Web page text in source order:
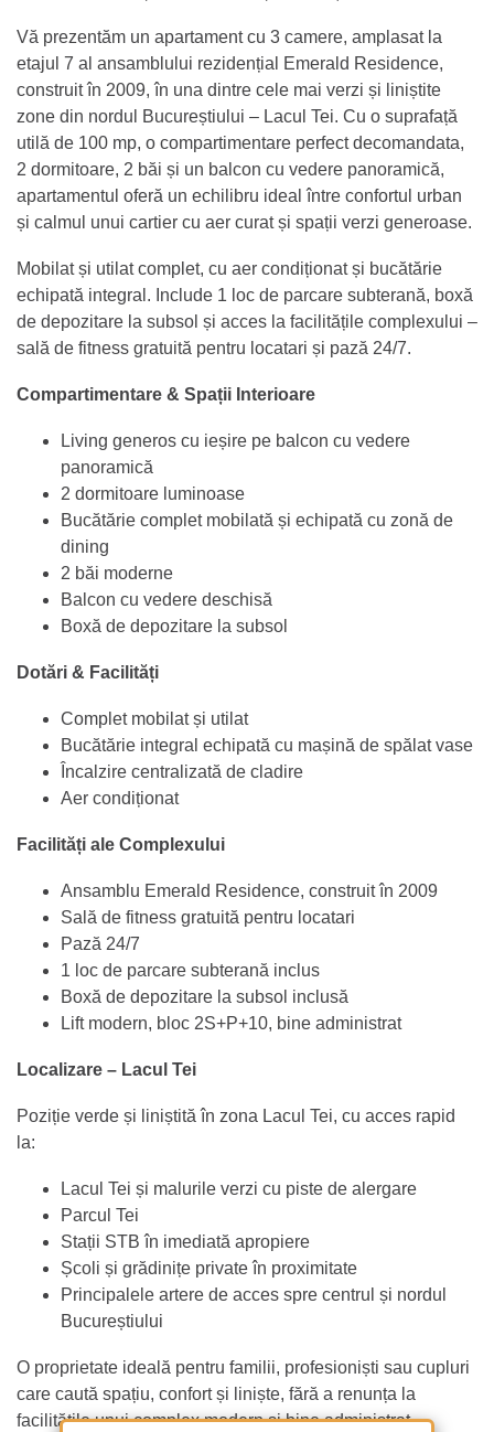
Vă prezentăm un apartament cu 3 camere, amplasat la
etajul 7 al ansamblului rezidențial Emerald Residence,
construit în 2009, în una dintre cele mai verzi și liniștite
zone din nordul Bucureștiului – Lacul Tei. Cu o suprafață
utilă de 100 mp, o compartimentare perfect decomandata,
2 dormitoare, 2 băi și un balcon cu vedere panoramică,
apartamentul oferă un echilibru ideal între confortul urban
și calmul unui cartier cu aer curat și spații verzi generoase.
Mobilat și utilat complet, cu aer condiționat și bucătărie
echipată integral. Include 1 loc de parcare subterană, boxă
de depozitare la subsol și acces la facilitățile complexului –
sală de fitness gratuită pentru locatari și pază 24/7.
Compartimentare & Spații Interioare
Living generos cu ieșire pe balcon cu vedere
panoramică
2 dormitoare luminoase
Bucătărie complet mobilată și echipată cu zonă de
dining
2 băi moderne
Balcon cu vedere deschisă
Boxă de depozitare la subsol
Dotări & Facilități
Complet mobilat și utilat
Bucătărie integral echipată cu mașină de spălat vase
Încalzire centralizată de cladire
Aer condiționat
Facilități ale Complexului
Ansamblu Emerald Residence, construit în 2009
Sală de fitness gratuită pentru locatari
Pază 24/7
1 loc de parcare subterană inclus
Boxă de depozitare la subsol inclusă
Lift modern, bloc 2S+P+10, bine administrat
Localizare – Lacul Tei
Poziție verde și liniștită în zona Lacul Tei, cu acces rapid
la:
Lacul Tei și malurile verzi cu piste de alergare
Parcul Tei
Stații STB în imediată apropiere
Școli și grădinițe private în proximitate
Principalele artere de acces spre centrul și nordul
Bucureștiului
O proprietate ideală pentru familii, profesioniști sau cupluri
care caută spațiu, confort și liniște, fără a renunța la
facilitățile unui complex modern și bine administrat.